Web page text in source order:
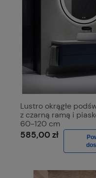
Lustro okrągłe
z czarną ramą i
60-120 cm
585,00 zł